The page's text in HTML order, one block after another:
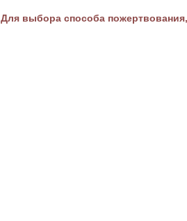
Для выбора способа